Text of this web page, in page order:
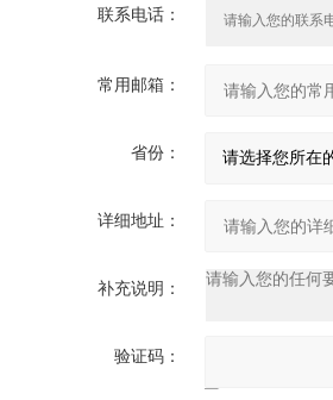
联系电话：
常用邮箱：
省份：
详细地址：
补充说明：
验证码：